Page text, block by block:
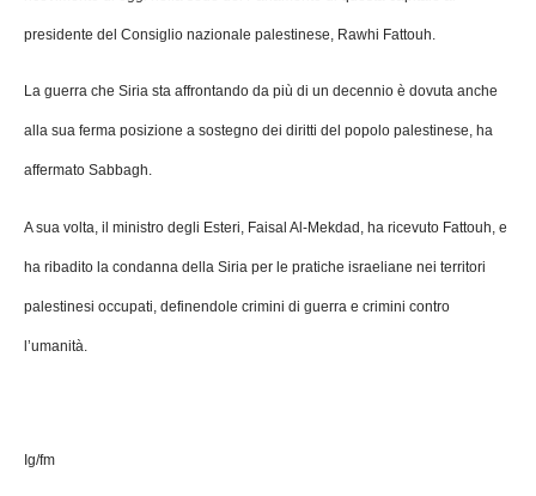
presidente del Consiglio nazionale palestinese, Rawhi Fattouh.
La guerra che Siria sta affrontando da più di un decennio è dovuta anche
alla sua ferma posizione a sostegno dei diritti del popolo palestinese, ha
affermato Sabbagh.
A sua volta, il ministro degli Esteri, Faisal Al-Mekdad, ha ricevuto Fattouh, e
ha ribadito la condanna della Siria per le pratiche israeliane nei territori
palestinesi occupati, definendole crimini di guerra e crimini contro
l’umanità.
Ig/fm